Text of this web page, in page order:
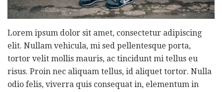
Lorem ipsum dolor sit amet, consectetur adipiscing
elit. Nullam vehicula, mi sed pellentesque porta,
tortor velit mollis mauris, ac tincidunt mi tellus eu
risus. Proin nec aliquam tellus, id aliquet tortor. Nulla
odio felis, viverra quis consequat in, elementum in